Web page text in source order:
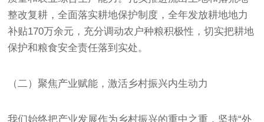
整改复耕，全面落实耕地保护制度，全年发放耕地地力
补贴170万余元，充分调动农户种粮积极性，切实把耕地
保护和粮食安全责任落到实处。
（二）聚焦产业赋能，激活乡村振兴内生动力
我们始终把产业发展作为乡村振兴的重中之重，坚持“外